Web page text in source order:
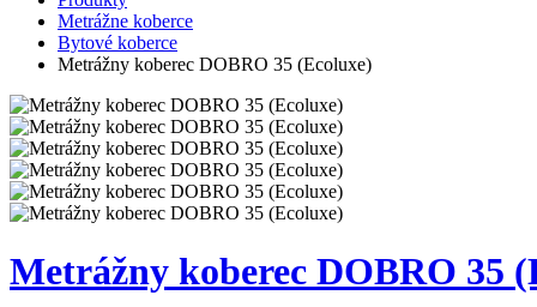
Metrážne koberce
Bytové koberce
Metrážny koberec DOBRO 35 (Ecoluxe)
Metrážny koberec DOBRO 35